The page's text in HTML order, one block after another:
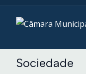
Sociedade